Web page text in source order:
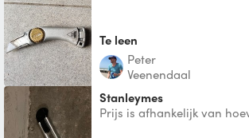
Te leen
Peter
Veenendaal
Stanleymes
Prijs is afhankelijk van